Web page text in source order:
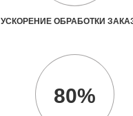
УСКОРЕНИЕ ОБРАБОТКИ
80%